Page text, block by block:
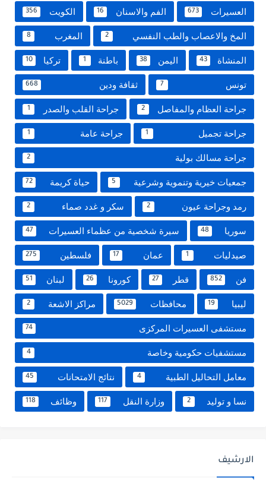
العسيرات 673 الفم والاسنان 16 الكويت 356
المخ والاعصاب والطب النفسي 2 المغرب 8
المنشاة 43 اليمن 38 باطنة 1 تركيا 10
تونس 7 ثقافة ودين 668
جراحة العظام والمفاصل 2 جراحة القلب والصدر 1
جراحة تجميل 1 جراحة عامة 1
جراحة مسالك بولية 2
جمعيات خيرية وتنموية وشرعية 5 حياة كريمة 72
رمد وجراحة عيون 2 سكر و غدد صماء 2
سوريا 48 سيرة شخصية من عظماء العسيرات 47
صيدليات 1 عمان 17 فلسطين 275
فن 852 قطر 27 كورونا 26 لبنان 51
ليبيا 19 محافظات 5029 مراكز الاشعة 2
مستشفى العسيرات المركزى 74
مستشفيات حكومية وخاصة 4
معامل التحاليل الطبية 4 نتائج الامتحانات 45
نسا و توليد 2 وزارة النقل 117 وظائف 118
الارشيف